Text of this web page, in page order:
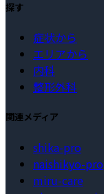
探す
症状から
エリアから
内科
整形外科
関連メディア
shika-pro
naishikyo-pro
miru-care